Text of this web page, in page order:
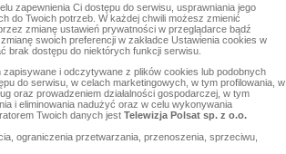
zapewnienia Ci dostępu do serwisu, usprawniania jego
do Twoich potrzeb. W każdej chwili możesz zmienić
zmianę ustawień prywatności w przeglądarce bądź
swoich preferencji w zakładce Ustawienia cookies w
brak dostępu do niektórych funkcji serwisu.
i odczytywane z plików cookies lub podobnych
do serwisu, w celach marketingowych, w tym profilowania, w
oraz prowadzeniem działalności gospodarczej, w tym
i eliminowania nadużyć oraz w celu wykonywania
Twoich danych jest Telewizja Polsat sp. z o.o.
ograniczenia przetwarzania, przenoszenia, sprzeciwu,